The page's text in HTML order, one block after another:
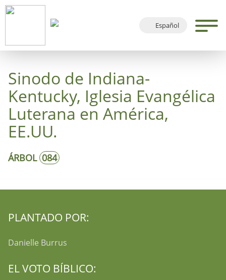
Español
Sinodo de Indiana-
Kentucky, Iglesia Evangélica
Luterana en América,
EE.UU.
ÁRBOL 084
PLANTADO POR:
Danielle Burrus
EL VOTO BÍBLICO: